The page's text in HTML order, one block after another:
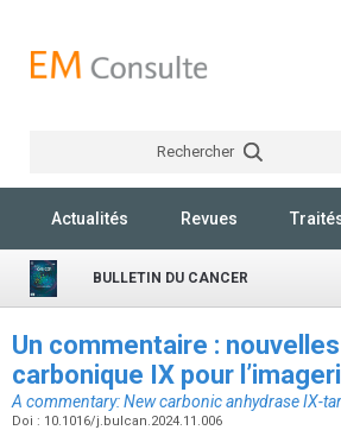
Rechercher
Actualités Revues
BULLETIN DU CANCER
Un commentaire :
carbonique IX pour
A commentary: New carbonic anhydrase IX-
Doi : 10.1016/j.bulcan.2024.11.006